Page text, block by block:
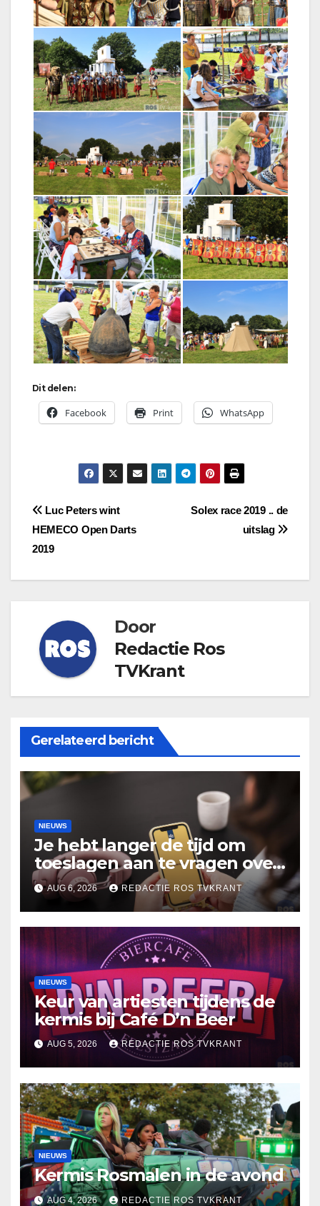
Dit delen:
Facebook Print WhatsApp
Bericht
navigatie
Solex race 2019 .. de
uitslag
Luc Peters wint
HEMECO Open Darts
2019
Door
Redactie Ros
TVKrant
Gerelateerd bericht
NIEUWS
Je hebt langer de tijd om
toeslagen aan te vragen over
2025
AUG 6, 2026 REDACTIE ROS TVKRANT
NIEUWS
Keur van artiesten tijdens de
kermis bij Café D’n Beer
AUG 5, 2026 REDACTIE ROS TVKRANT
NIEUWS
Kermis Rosmalen in de avond
AUG 4, 2026 REDACTIE ROS TVKRANT